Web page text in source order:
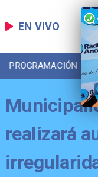
EN VIVO
PROGRAMACIÓN
realizará